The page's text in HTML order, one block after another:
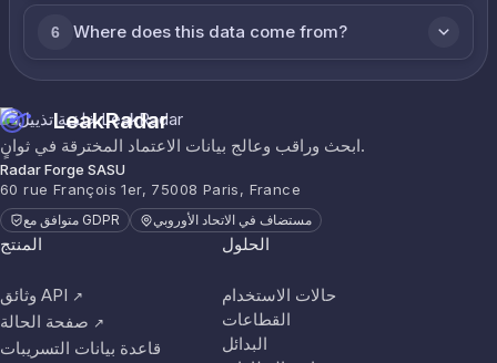
6 Where does this data come from?
LeakRadar
ابحث وراقب وعالج بيانات الاعتماد المخترقة في ثوانٍ.
Radar Forge SASU
60 rue François 1er, 75008 Paris, France
متوافق مع GDPR مستضاف في الاتحاد الأوروبي
المنتج
وثائق API ↗
صفحة الحالة ↗
قاعدة بيانات التسريبات
الحلول
حالات الاستخدام
القطاعات
البدائل